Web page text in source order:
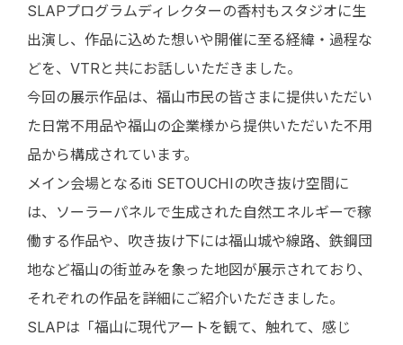
SLAPプログラムディレクターの香村もスタジオに生
出演し、作品に込めた想いや開催に至る経緯・過程な
どを、VTRと共にお話しいただきました。
今回の展示作品は、福山市民の皆さまに提供いただい
た日常不用品や福山の企業様から提供いただいた不用
品から構成されています。
メイン会場となるiti SETOUCHIの吹き抜け空間に
は、ソーラーパネルで生成された自然エネルギーで稼
働する作品や、吹き抜け下には福山城や線路、鉄鋼団
地など福山の街並みを象った地図が展示されており、
それぞれの作品を詳細にご紹介いただきました。
SLAPは「福山に現代アートを観て、触れて、感じ